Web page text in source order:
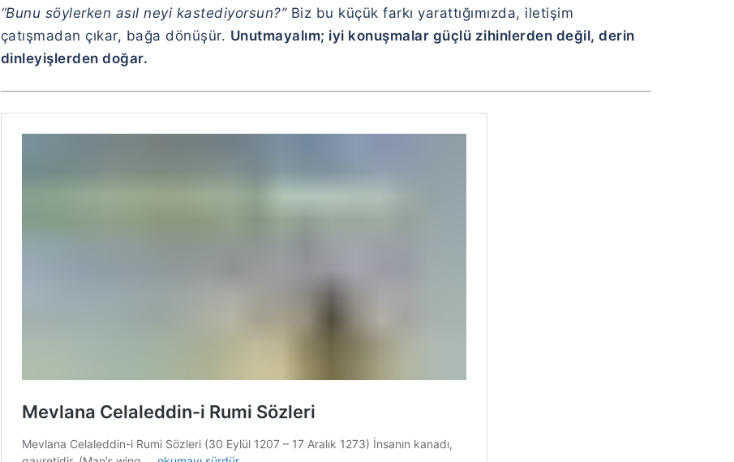
“Bunu söylerken asıl neyi kastediyorsun?”Biz bu küçük farkı yarattığımızda, iletişim
çatışmadan çıkar, bağa dönüşür. Unutmayalım; iyi konuşmalar güçlü zihinlerden değil, derin
dinleyişlerden doğar.